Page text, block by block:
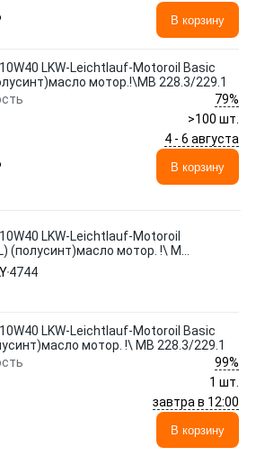
В корзину
LKW-Leichtlauf-Motoroil Basic
мотор.!\MB 228.3/229.1
79%
>100 шт.
4 - 6 августа
В корзину
LKW-Leichtlauf-Motoroil
(полусинт)масло мотор. !\ MB
4744
LKW-Leichtlauf-Motoroil Basic
мотор. !\ MB 228.3/229.1
99%
1 шт.
завтра в 12:00
В корзину